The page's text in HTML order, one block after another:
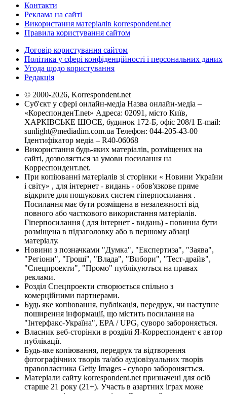
Контакти
Реклама на сайті
Використання матеріалів korrespondent.net
Правила користування сайтом
Договір користування сайтом
Політика у сфері конфіденційності і персональних даних
Угода щодо користування
Редакція
© 2000-2026, Korrespondent.net
Суб'єкт у сфері онлайн-медіа Назва онлайн-медіа –
«КореспонденТ.net» Адреса: 02091, місто Київ,
ХАРКІВСЬКЕ ШОСЕ, будинок 172-Б, офіс 208/1 E-mail:
sunlight@mediadim.com.ua Телефон: 044-205-43-00
Ідентифікатор медіа – R40-06068
Використання будь-яких матеріалів, розміщених на
сайті, дозволяється за умови посилання на
Корреспондент.net.
При копіюванні матеріалів зі сторінки « Новини України
і світу» , для інтернет - видань - обов'язкове пряме
відкрите для пошукових систем гіперпосилання .
Посилання має бути розміщена в незалежності від
повного або часткового використання матеріалів.
Гіперпосилання ( для інтернет - видань) - повинна бути
розміщена в підзаголовку або в першому абзаці
матеріалу.
Новини з позначками "Думка", "Експертиза", "Заява",
"Регіони", "Гроші", "Влада", "Вибори", "Тест-драйв",
"Спецпроекти", "Промо" публікуються на правах
реклами.
Розділ Спецпроекти створюється спільно з
комерційними партнерами.
Будь яке копіювання, публікація, передрук, чи наступне
поширення інформації, що містить посилання на
"Інтерфакс-Україна", EPA / UPG, суворо забороняється.
Власник веб-сторінки в розділі Я-Корреспондент є автор
публікації.
Будь-яке копіювання, передрук та відтворення
фотографічних творів та/або аудіовізуальних творів
правовласника Getty Images - суворо забороняється.
Матеріали сайту korrespondent.net призначені для осіб
старше 21 року (21+). Участь в азартних іграх може